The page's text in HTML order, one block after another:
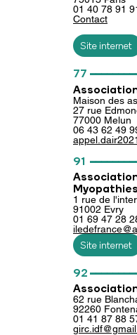
01 40 78 91
Contact
Site internet
77
Maison des
27 rue
77000 Melun
06 43 62 49
91
1 rue de
91002 Evry
01 69 47 28
Site internet
92
62 rue
92260
01 41 87 88